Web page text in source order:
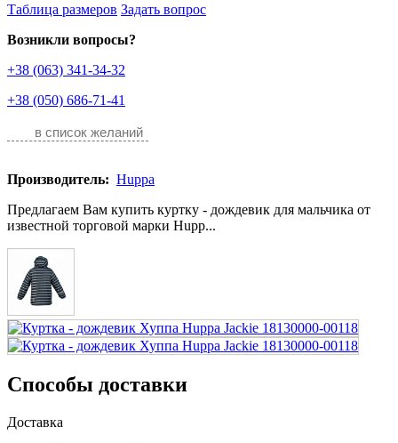
Таблица размеров Задать вопрос
Возникли вопросы?
+38 (063) 341-34-32
+38 (050) 686-71-41
в список желаний
Производитель: Huppa
Предлагаем Вам купить куртку - дождевик для мальчика от
известной торговой марки Hupp...
Способы доставки
Доставка